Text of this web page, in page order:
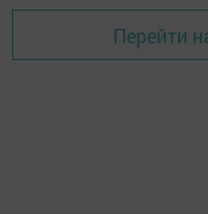
Перейти